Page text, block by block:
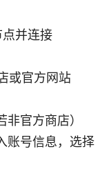
并连接
或官方网站
官方商店）
账号信息，选择